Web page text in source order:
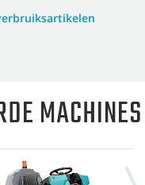
MACHINES